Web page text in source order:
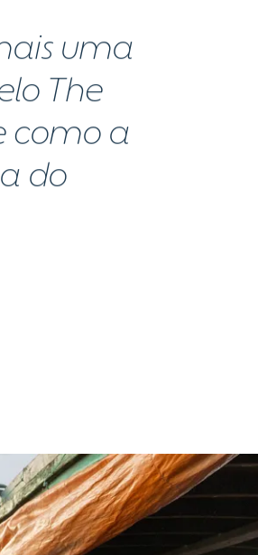
uma
The
como a
do